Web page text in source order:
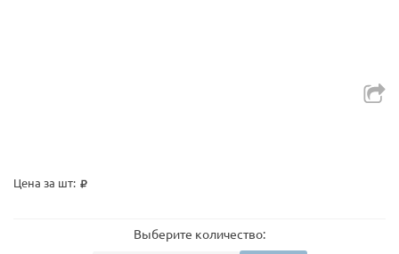
Цена за шт:
Выберите количество: